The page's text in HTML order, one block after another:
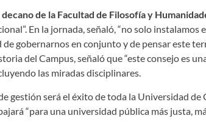
de la Facultad de Filosofía y
En la jornada, señaló, “no solo instalamos
de gobernarnos en conjunto y de pensar este
del Campus, señaló que “este consejo es
las miradas disciplinares.
gestión será el éxito de toda la Universidad de
“para una universidad pública más justa,